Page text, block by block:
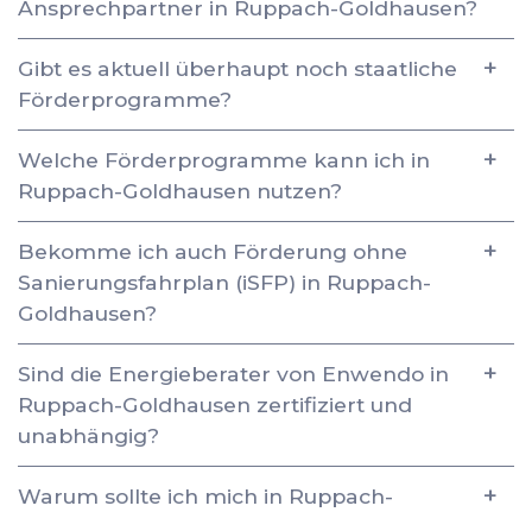
Ansprechpartner in Ruppach-Goldhausen?
Gibt es aktuell überhaupt noch staatliche
Förderprogramme?
Welche Förderprogramme kann ich in
Ruppach-Goldhausen nutzen?
Bekomme ich auch Förderung ohne
Sanierungsfahrplan (iSFP) in Ruppach-
Goldhausen?
Sind die Energieberater von Enwendo in
Ruppach-Goldhausen zertifiziert und
unabhängig?
Warum sollte ich mich in Ruppach-